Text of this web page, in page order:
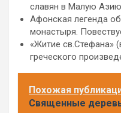
славян в Малую
Афонская легенда
монастыря.
«Житие св.Стефана»
греческого
Похожая
Священные